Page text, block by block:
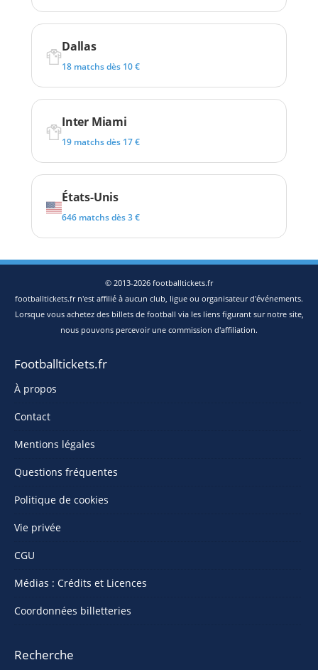
Dallas
18 matchs dès 10 €
Inter Miami
19 matchs dès 17 €
États-Unis
646 matchs dès 3 €
© 2013-2026 footballtickets.fr
footballtickets.fr n'est affilié à aucun club, ligue ou organisateur d'événements.
Lorsque vous achetez des billets de football via les liens figurant sur notre site,
nous pouvons percevoir une commission d'affiliation.
Footballtickets.fr
À propos
Contact
Mentions légales
Questions fréquentes
Politique de cookies
Vie privée
CGU
Médias : Crédits et Licences
Coordonnées billetteries
Recherche